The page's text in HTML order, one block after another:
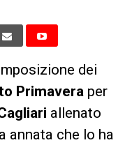
dei
Primavera per
allenato
annata che lo ha